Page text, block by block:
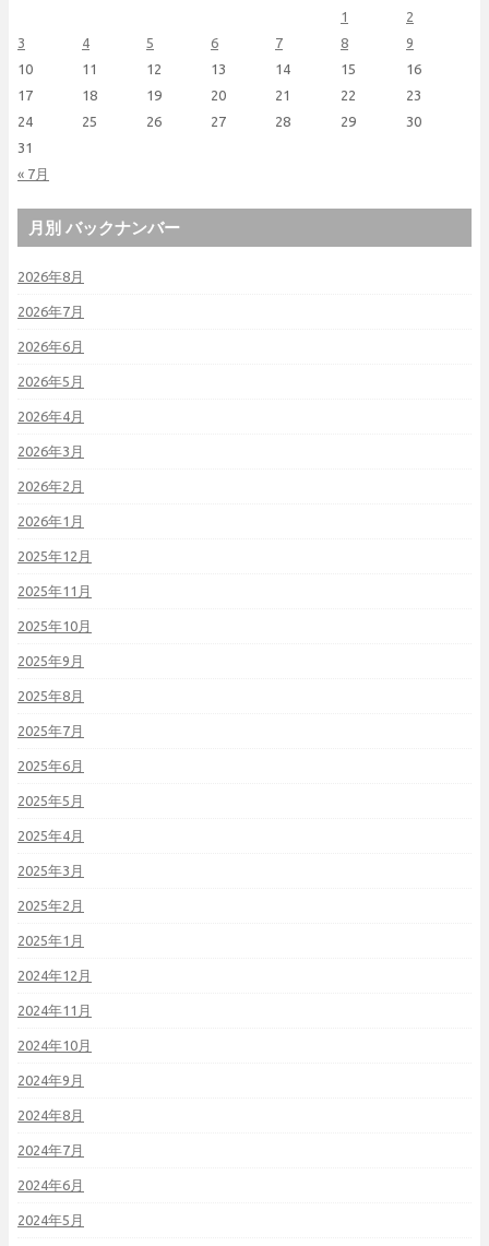
« 7月
1
2
3
4 5 6 7 8
9
10
11 12 13 14 15
16
17
18 19 20 21 22
23
24
25 26 27 28 29
30
31
月別 バックナンバー
2026年8月
2026年7月
2026年6月
2026年5月
2026年4月
2026年3月
2026年2月
2026年1月
2025年12月
2025年11月
2025年10月
2025年9月
2025年8月
2025年7月
2025年6月
2025年5月
2025年4月
2025年3月
2025年2月
2025年1月
2024年12月
2024年11月
2024年10月
2024年9月
2024年8月
2024年7月
2024年6月
2024年5月